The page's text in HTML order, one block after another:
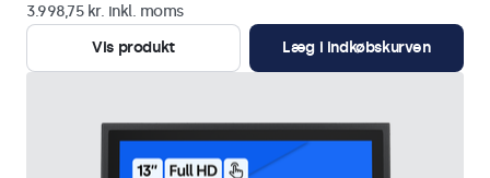
3.998,75 kr. inkl. moms
Vis produkt
Læg i indkøbskurven